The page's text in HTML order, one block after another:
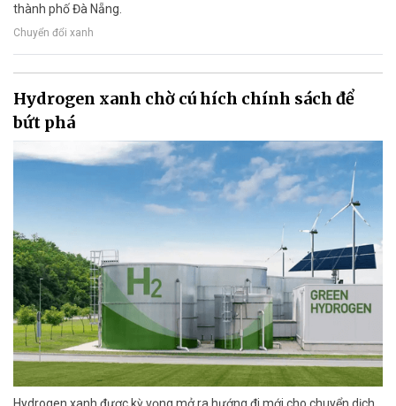
thành phố Đà Nẵng.
Chuyển đổi xanh
Hydrogen xanh chờ cú hích chính sách để
bứt phá